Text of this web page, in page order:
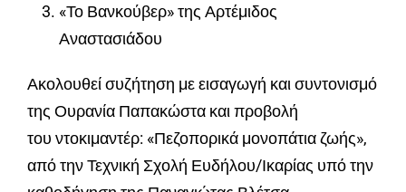
«Το Βανκούβερ» της Αρτέμιδος
Αναστασιάδου
Ακολουθεί συζήτηση με εισαγωγή και συντονισμό
της Ουρανία Παπακώστα και προβολή
του ντοκιμαντέρ: «Πεζοπορικά μονοπάτια ζωής»,
από την Τεχνική Σχολή Ευδήλου/Ικαρίας υπό την